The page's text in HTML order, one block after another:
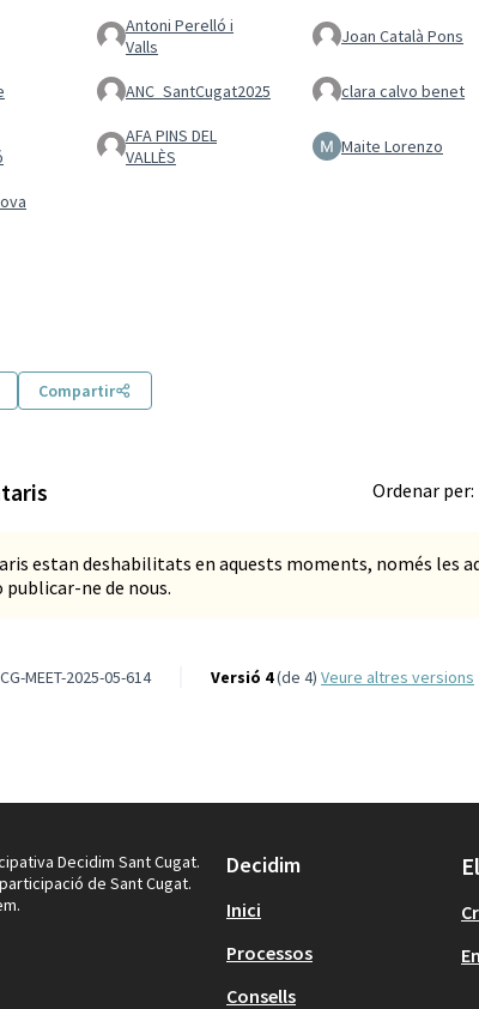
Antoni Perelló i
Valls
Joan Català Pons
ANC_SantCugat2025 clara calvo benet
AFA PINS DEL
VALLÈS
Maite Lorenzo
per: Centre
Compartir
Ordenar per:
estan deshabilitats en aquests moments, només les
publicar-ne de nous.
MEET-2025-05-614 Versió 4(de 4) veure altres versions
Decidim Sant Cugat.
de Sant Cugat.
Decidim
Inici
Processos
Consells